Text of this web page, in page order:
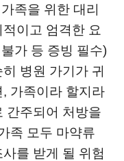
족을 위한 대리
이고 엄격한 요
가 등 증빙 필수)
병원 가기가 귀
가족이라 할지라
간주되어 처방을
족 모두 마약류
를 받게 될 위험